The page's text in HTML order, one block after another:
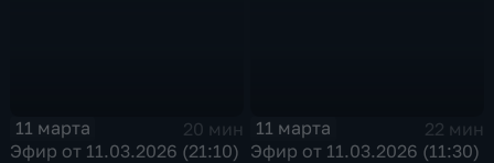
11 марта
20 мин
Эфир от 11.03.2026 (21:10)
11 марта
22 мин
Эфир от 11.03.2026 (11:30)